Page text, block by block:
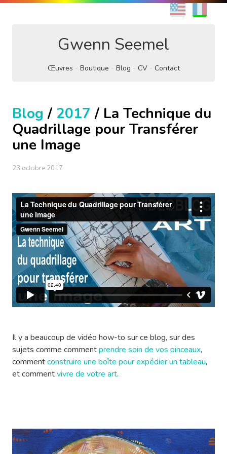
EN
Gwenn Seemel
Œuvres Boutique Blog CV Contact
Blog / 2017 / La Technique du
Quadrillage pour Transférer
une Image
23 octobre 2017
Il y a beaucoup de vidéo how-to sur ce blog, sur des
sujets comme commentprendre soin de vos pinceaux,
commentconstruire une boîte pour expédier un tableau,
et commentvivre de votre art.